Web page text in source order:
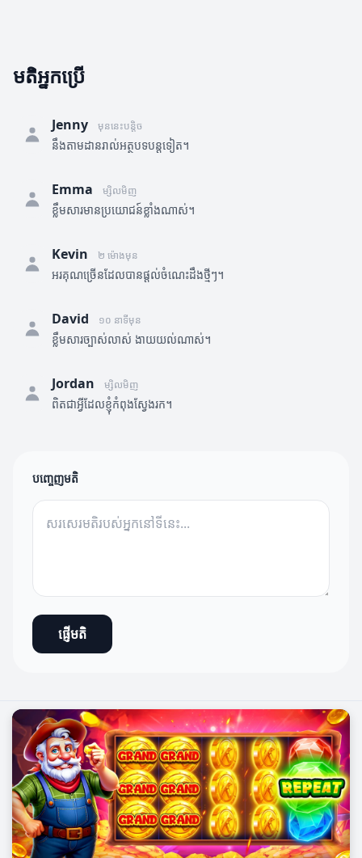
មតិអ្នកប្រើ
Jenny មុននេះបន្តិច
នឹងតាមដានរាល់អត្ថបទបន្តទៀត។
Emma ម្សិលមិញ
ខ្លឹមសារមានប្រយោជន៍ខ្លាំងណាស់។
Kevin ២ ម៉ោងមុន
អរគុណច្រើនដែលបានផ្តល់ចំណេះដឹងថ្មីៗ។
David ១០ នាទីមុន
ខ្លឹមសារច្បាស់លាស់ ងាយយល់ណាស់។
Jordan ម្សិលមិញ
ពិតជាអ្វីដែលខ្ញុំកំពុងស្វែងរក។
បញ្ចេញមតិ
ផ្ញើមតិ